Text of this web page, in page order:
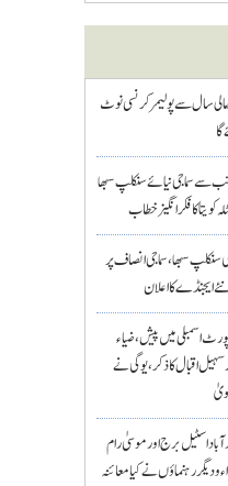
سال سے پولیمر کرنسی نوٹ
سے سماجی نیائے سنکلپ سبھا
کویتا کا فکر انگیز خطاب
کی سنکلپ سبھا، سماجی انصاف پر
ایجنڈے کا اعلان
اسمبلی میں پیش، ضیاء
اقبال کا ذکر، یوگی نے
اسٹیل برج اور موسیٰ رام
و دیگر رہنماؤں نے کیا معائنہ